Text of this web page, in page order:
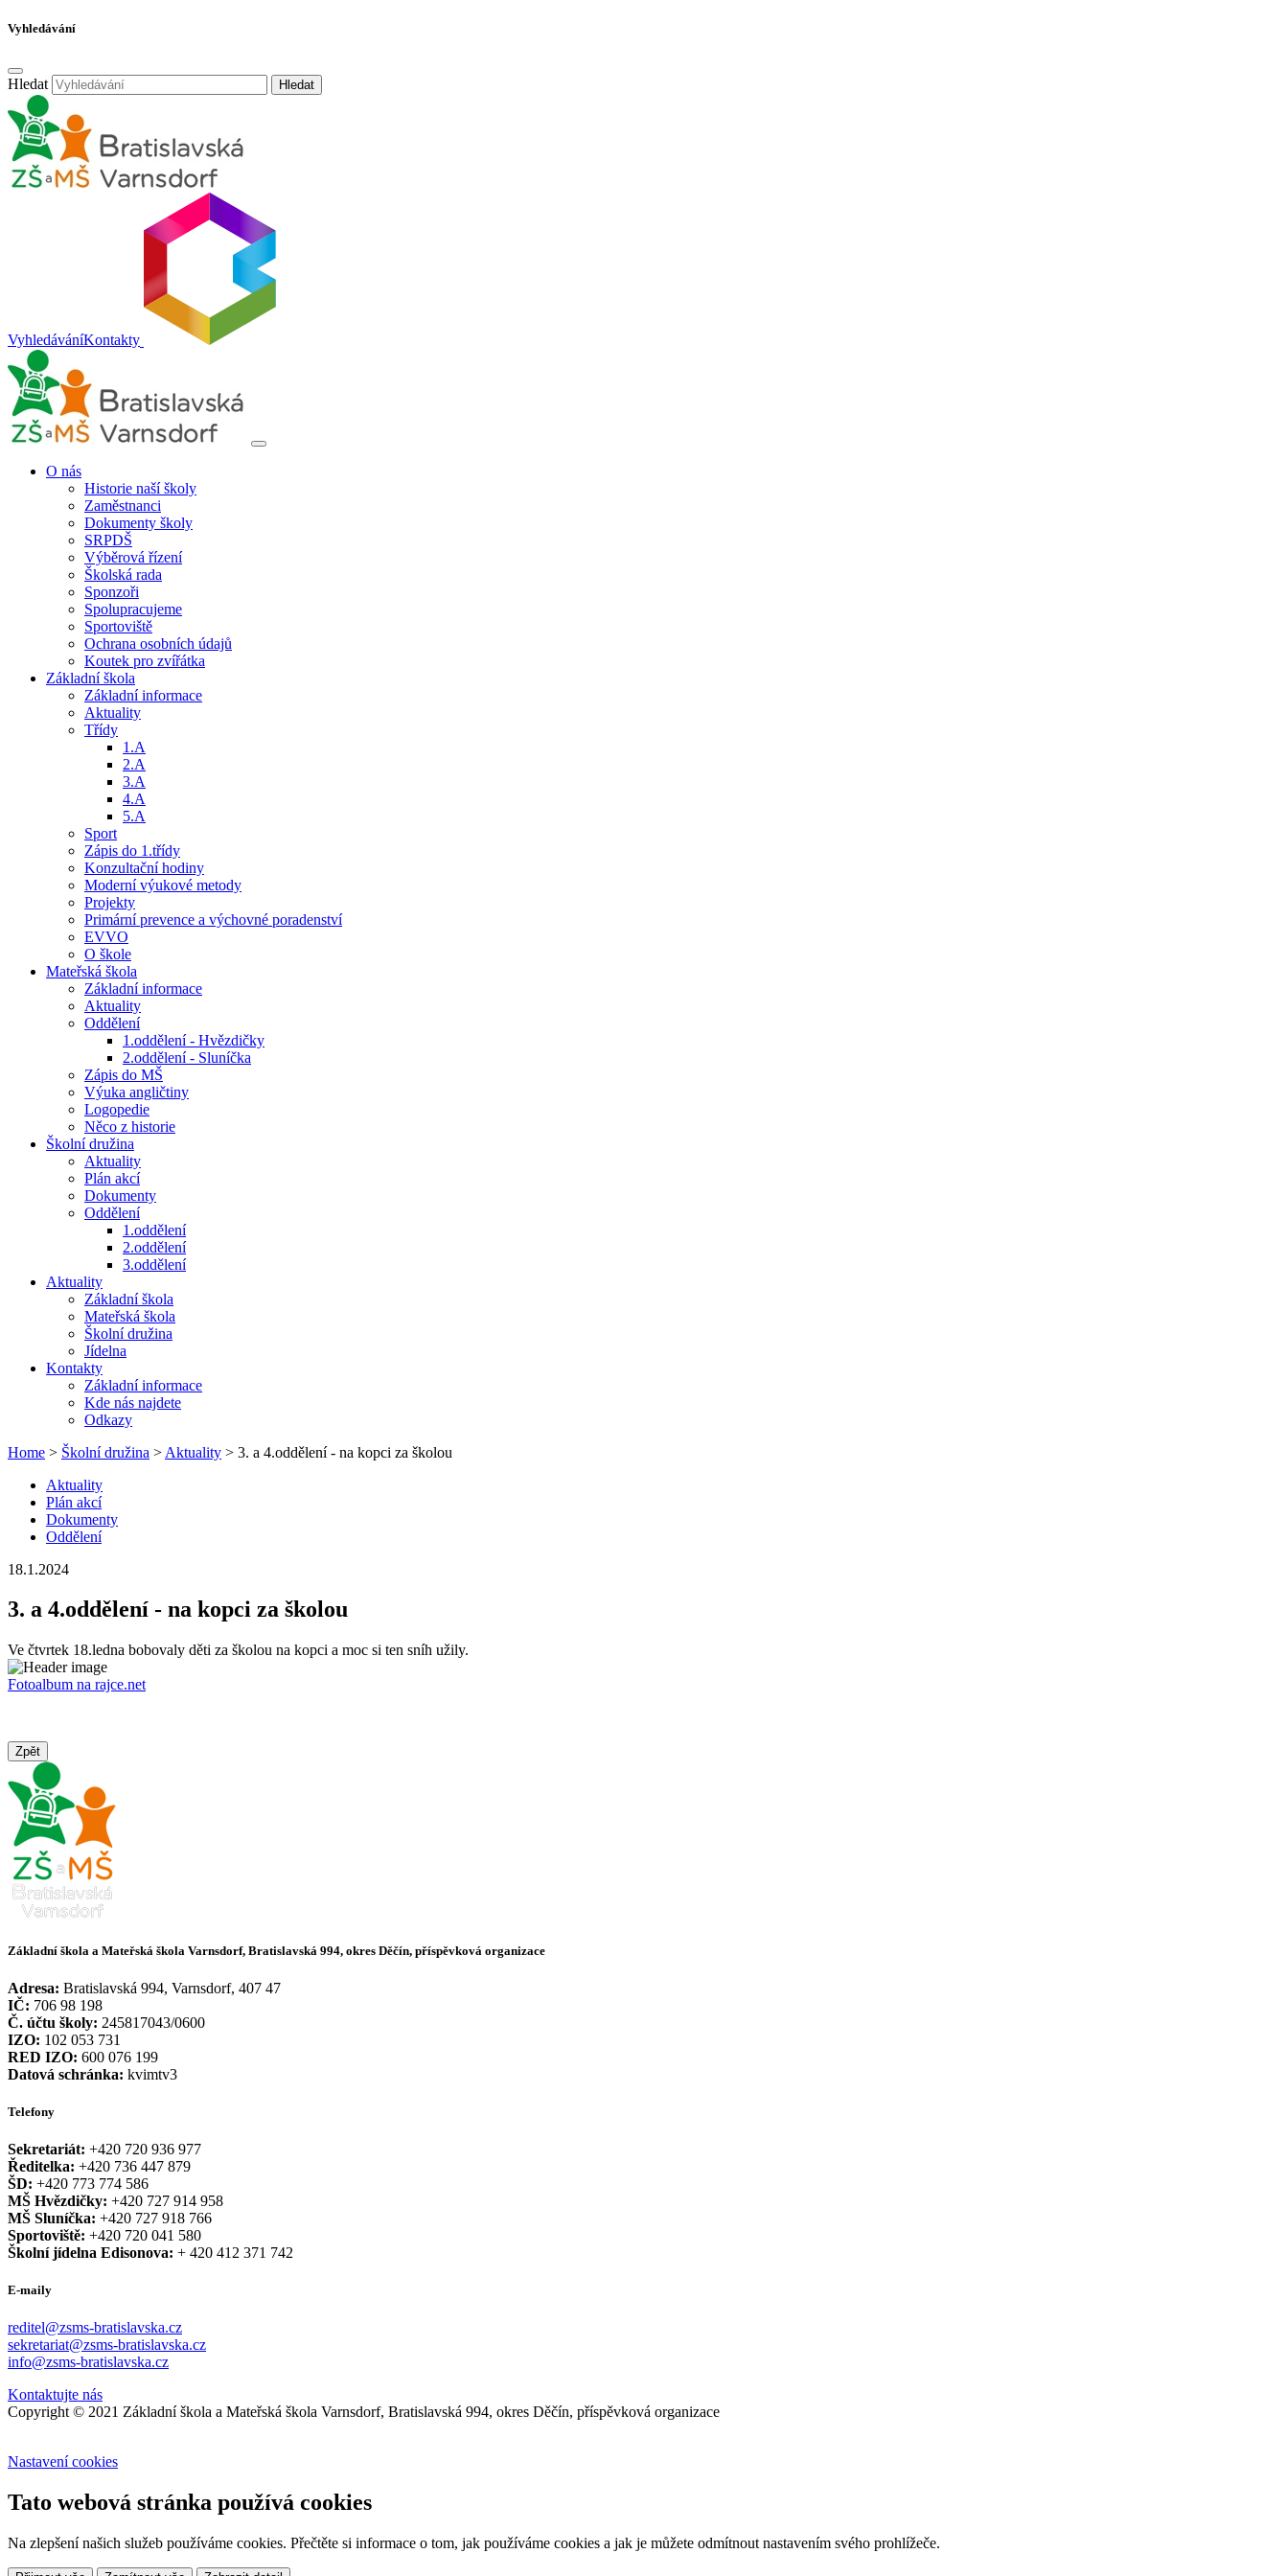
Vyhledávání
Hledat Hledat
VyhledáváníKontakty
O nás
Historie naší školy
Zaměstnanci
Dokumenty školy
SRPDŠ
Výběrová řízení
Školská rada
Sponzoři
Spolupracujeme
Sportoviště
Ochrana osobních údajů
Koutek pro zvířátka
Základní škola
Základní informace
Aktuality
Třídy
1.A
2.A
3.A
4.A
5.A
Sport
Zápis do 1.třídy
Konzultační hodiny
Moderní výukové metody
Projekty
Primární prevence a výchovné poradenství
EVVO
O škole
Mateřská škola
Základní informace
Aktuality
Oddělení
1.oddělení - Hvězdičky
2.oddělení - Sluníčka
Zápis do MŠ
Výuka angličtiny
Logopedie
Něco z historie
Školní družina
Aktuality
Plán akcí
Dokumenty
Oddělení
1.oddělení
2.oddělení
3.oddělení
Aktuality
Základní škola
Mateřská škola
Školní družina
Jídelna
Kontakty
Základní informace
Kde nás najdete
Odkazy
Home > Školní družina > Aktuality > 3. a 4.oddělení - na kopci za školou
Aktuality
Plán akcí
Dokumenty
Oddělení
18.1.2024
3. a 4.oddělení - na kopci za školou
Ve čtvrtek 18.ledna bobovaly děti za školou na kopci a moc si ten sníh užily.
Fotoalbum na rajce.net
Zpět
Základní škola a Mateřská škola Varnsdorf, Bratislavská 994, okres Děčín, příspěvková organizace
Adresa: Bratislavská 994, Varnsdorf, 407 47
IČ: 706 98 198
Č. účtu školy: 245817043/0600
IZO: 102 053 731
RED IZO: 600 076 199
Datová schránka: kvimtv3
Telefony
Sekretariát: +420 720 936 977
Ředitelka: +420 736 447 879
ŠD: +420 773 774 586
MŠ Hvězdičky: +420 727 914 958
MŠ Sluníčka: +420 727 918 766
Sportoviště: +420 720 041 580
Školní jídelna Edisonova: + 420 412 371 742
E-maily
reditel@zsms-bratislavska.cz
sekretariat@zsms-bratislavska.cz
info@zsms-bratislavska.cz
Kontaktujte nás
Copyright © 2021 Základní škola a Mateřská škola Varnsdorf, Bratislavská 994, okres Děčín, příspěvková organizace
Nastavení cookies
Tato webová stránka používá cookies
Na zlepšení našich služeb používáme cookies. Přečtěte si informace o tom, jak používáme cookies a jak je můžete odmítnout nastavením svého prohlížeče.